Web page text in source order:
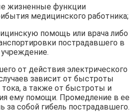
жизненные функции
медицинского работника;
помощь или врача либо
пострадавшего в
от действия электрического
зависит от быстроты
а также от быстроты и
ему помощи. Промедление в ее
за собой гибель постра­давшего.